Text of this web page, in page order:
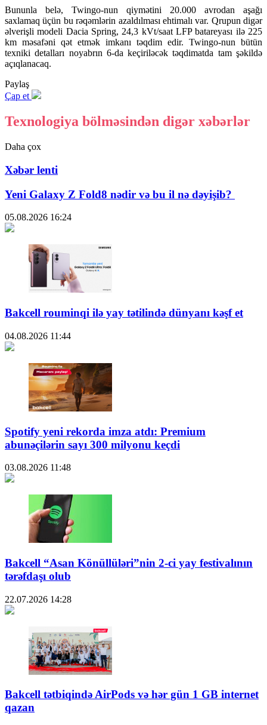
Bununla belə, Twingo-nun qiymətini 20.000 avrodan aşağı
saxlamaq üçün bu rəqəmlərin azaldılması ehtimalı var. Qrupun digər
əlverişli modeli Dacia Spring, 24,3 kVt/saat LFP batareyası ilə 225
km məsafəni qət etmək imkanı təqdim edir. Twingo-nun bütün
texniki detalları noyabrın 6-da keçiriləcək təqdimatda tam şəkildə
açıqlanacaq.
Paylaş
Çap et
Texnologiya bölməsindən digər xəbərlər
Daha çox
Xəbər lenti
Yeni Galaxy Z Fold8 nədir və bu il nə dəyişib?
05.08.2026 16:24
Bakcell rouminqi ilə yay tətilində dünyanı kəşf et
04.08.2026 11:44
Spotify yeni rekorda imza atdı: Premium
abunəçilərin sayı 300 milyonu keçdi
03.08.2026 11:48
Bakcell “Asan Könüllüləri”nin 2-ci yay festivalının
tərəfdaşı olub
22.07.2026 14:28
Bakcell tətbiqində AirPods və hər gün 1 GB internet
qazan